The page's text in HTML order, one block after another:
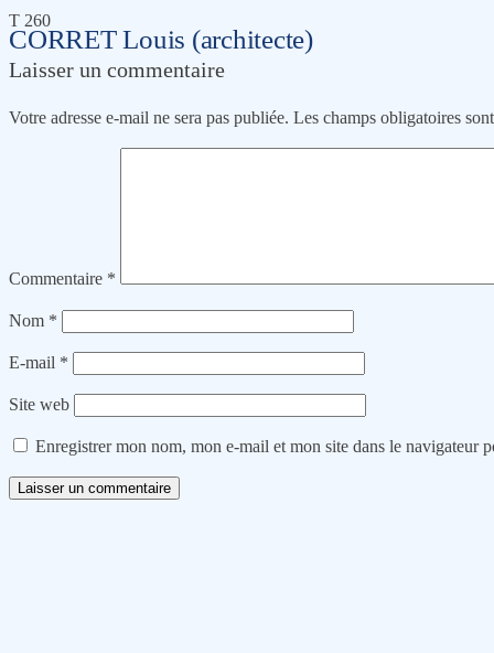
CORRET Louis (architecte)
T 260
Laisser un commentaire
Votre adresse e-mail ne sera pas publiée. Les champs obligatoires
Commentaire *
Nom *
E-mail *
Site web
Enregistrer mon nom, mon e-mail et mon site dans le navigateur